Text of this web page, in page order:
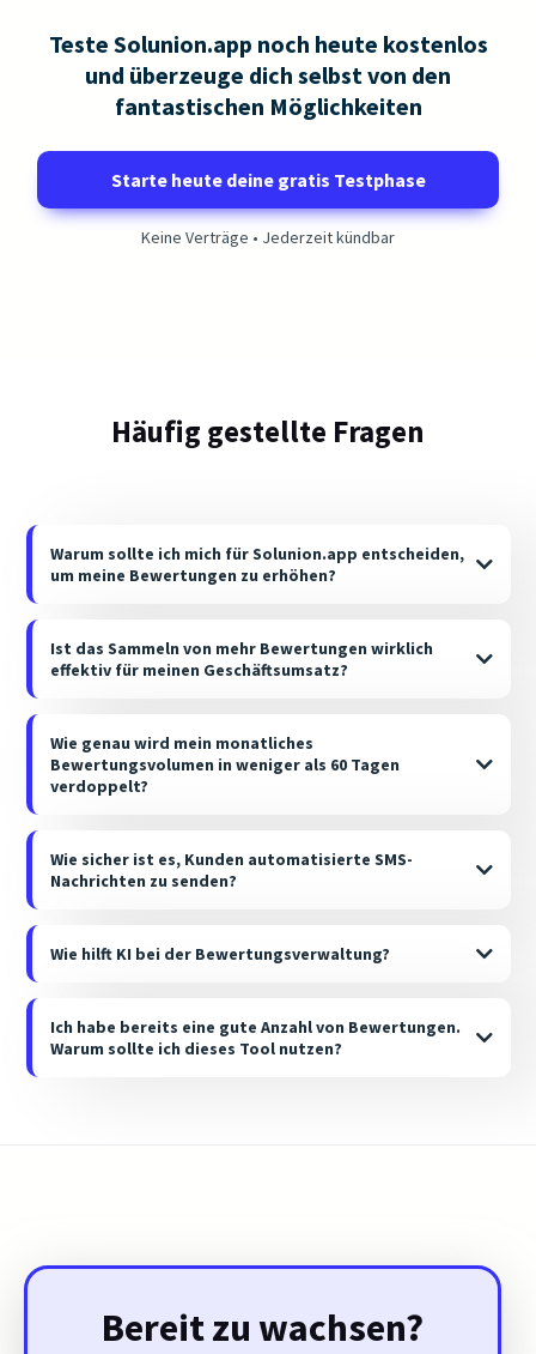
Teste Solunion.app noch heute kostenlos
und überzeuge dich selbst von den
fantastischen Möglichkeiten
Starte heute deine gratis Testphase
Keine Verträge • Jederzeit kündbar
Häufig gestellte Fragen
Warum sollte ich mich für Solunion.app entscheiden,
um meine Bewertungen zu erhöhen?
Ist das Sammeln von mehr Bewertungen wirklich
effektiv für meinen Geschäftsumsatz?
Wie genau wird mein monatliches
Bewertungsvolumen in weniger als 60 Tagen
verdoppelt?
Wie sicher ist es, Kunden automatisierte SMS-
Nachrichten zu senden?
Wie hilft KI bei der Bewertungsverwaltung?
Ich habe bereits eine gute Anzahl von Bewertungen.
Warum sollte ich dieses Tool nutzen?
Bereit zu wachsen?